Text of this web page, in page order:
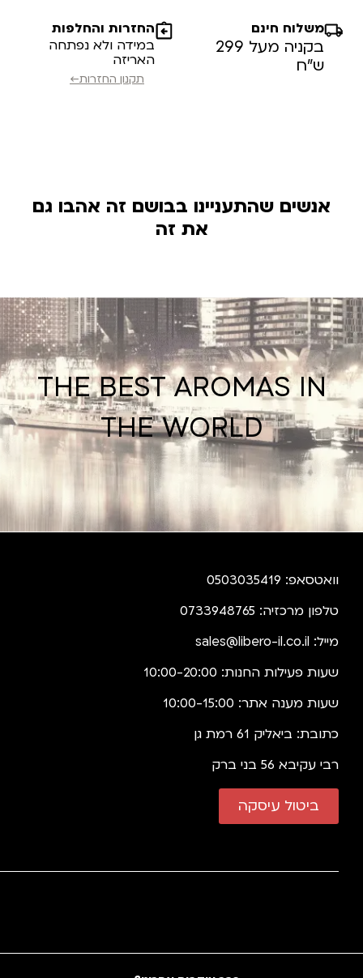
משלוח חינם
בקניה מעל 299
ש”ח
החזרות והחלפות
במידה ולא נפתחה
האריזה
תקנון החזרות←
אנשים שהתעניינו בבושם זה אהבו גם
את זה
THE BEST AROMAS IN
THE WORLD
וואטסאפ: 0503035419
טלפון מרכזיה: 0733948765
מייל: sales@libero-il.co.il
שעות פעילות החנות: 10:00-20:00
שעות מענה אתר: 10:00-15:00
כתובת: ביאליק 61 רמת גן
רבי עקיבא 56 בני ברק
ביטול עיסקה